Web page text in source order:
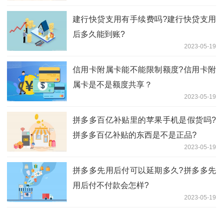
建行快贷支用有手续费吗?建行快贷支用
后多久能到账?
2023-05-19
信用卡附属卡能不能限制额度?信用卡附
属卡是不是额度共享？
2023-05-19
拼多多百亿补贴里的苹果手机是假货吗?
拼多多百亿补贴的东西是不是正品?
2023-05-19
拼多多先用后付可以延期多久?拼多多先
用后付不付款会怎样?
2023-05-19